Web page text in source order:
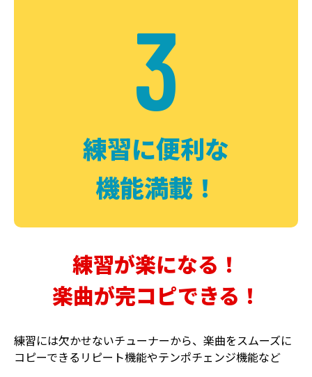
DELAY PHASER
3
練習に便利な
機能満載！
練習が楽になる！
楽曲が完コピできる！
練習には欠かせないチューナーから、楽曲をスムーズに
コピーできるリピート機能やテンポチェンジ機能など